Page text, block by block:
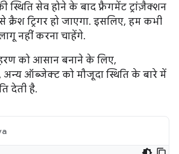
स्थिति सेव होने के बाद फ़्रैगमेंट ट्रांज़ैक्शन
क्रैश ट्रिगर हो जाएगा. इसलिए, हम कभी
नहीं करना चाहेंगे.
को आसान बनाने के लिए,
अन्य ऑब्जेक्ट को मौजूदा स्थिति के बारे में
देती है.